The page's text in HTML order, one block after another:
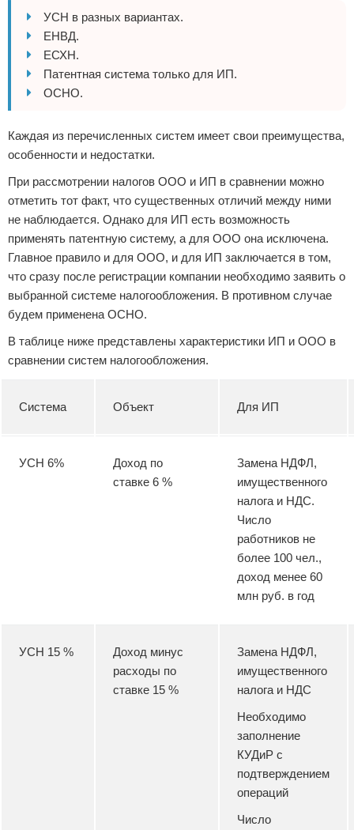
УСН в разных вариантах.
ЕНВД.
ЕСХН.
Патентная система только для ИП.
ОСНО.
Каждая из перечисленных систем имеет свои преимущества,
особенности и недостатки.
При рассмотрении налогов ООО и ИП в сравнении можно
отметить тот факт, что существенных отличий между ними
не наблюдается. Однако для ИП есть возможность
применять патентную систему, а для ООО она исключена.
Главное правило и для ООО, и для ИП заключается в том,
что сразу после регистрации компании необходимо заявить о
выбранной системе налогообложения. В противном случае
будем применена ОСНО.
В таблице ниже представлены характеристики ИП и ООО в
сравнении систем налогообложения.
Система Объект Для ИП
УСН 6%
Доход по
ставке 6 %
Замена НДФЛ,
имущественного
налога и НДС.
Число
работников не
более 100 чел.,
доход менее 60
млн руб. в год
УСН 15 %
Доход минус
расходы по
ставке 15 %
Замена НДФЛ,
имущественного
налога и НДС
Необходимо
заполнение
КУДиР с
подтверждением
операций
Число